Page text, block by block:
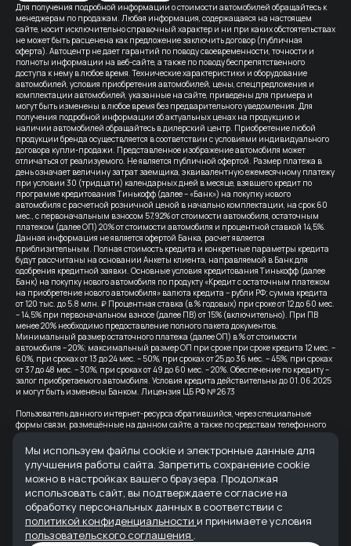
Для получения подробной информации о стоимости автомобилей обращайтесь к
менеджерам по продажам. Любая информация, содержащаяся на настоящем
сайте, носит исключительно справочный характер и ни при каких обстоятельствах
не может быть расценена как предложение заключить договор (публичная
оферта). Автоцентр не дает гарантий по поводу своевременности, точности и
полноты информации на веб-сайте, а также по поводу беспрепятственного
доступа к нему в любое время. Технические характеристики и оборудование
автомобилей, условия приобретения автомобилей, цены, спецпредложения и
комплектации автомобилей, указанные на сайте, приведены для примера и
могут быть изменены в любое время без предварительного уведомления. Для
получения подробной информации об актуальных ценах на продукцию и
наличии автомобилей обращайтесь в дилерский центр. Приобретение любой
продукции бренда осуществляется в соответствии с условиями индивидуального
договора купли-продажи. Представленное изображение автомобиля может
отличаться от реализуемого. Не является публичной офертой. Размер платежа в
день означает величину затрат заемщика, эквивалентную ежемесячному платежу
при условии 30 (тридцати) календарных дней в месяце, взявшего кредит по
программе кредитования Тинькофф (далее – «Банк») на покупку нового
автомобиля с расчетной розничной ценой в начально комплектации, на срок 60
мес., с первоначальным взносом 57,92% от стоимости автомобиля, остаточным
платежом (далее ОП) 20% от стоимости автомобиля и процентной ставкой 14,5%.
Данная информация не является офертой Банка, расчет является
приблизительным. Полная стоимость кредита и конкретные параметры кредита
будут рассчитаны на основании Анкеты клиента, направляемой в Банк для
одобрения кредитной заявки. Основные условия кредитования Тинькофф (далее
Банк) на покупку нового автомобиля по продукту «Кредит с остаточным платежом
на приобретение нового автомобиля» валюта кредита – рубли РФ; сумма кредита
от 120 тыс. до 5.8 млн. ₽ Процентная ставка (в % годовых) при сроке от 12 до 60 мес.
– 14,5% при первоначальном взносе (далее ПВ) от 15% (включительно). При ПВ
менее 20% необходимо предоставление полного пакета документов.
Минимальный размер остаточного платежа (далее ОП) в % от стоимости
автомобиля – 20%; максимальный размер ОП при сроке при сроке кредита 12 мес. –
60%, при сроках от 13 до 24 мес. – 50%, при сроках от 25 до 36 мес. – 45%, при сроках
от 37 до 48 мес. – 30%, при сроках от 49 до 60 мес. – 20%. Обеспечение по кредиту –
залог приобретаемого автомобиля. Условия кредита действительны до 01.06.2025
и могут быть изменены Банком. Лицензия ЦБ РФ № 2673
Пользователь данного интернет-ресурса обратившийся, через специальные
формы связи, размещённые на данном сайте, а также по средствам телефонного
звонка, выражает свое безусловное согласие продолжить устную или письменную
коммуникацию с помощью электронных средств связи, в т.ч.: sms-
информирование, e-mail-рассылка и т.п. и т.д.
Все цены на сайте указаны с учетом скидок.
Банк-партнер: ВТБ (ПАО), Лицензия Банка ВТБ — №1000 от 08.07.2015. Партнер по
страхованию: СПАО «Ингосстрах», лицензия ЦБ РФ № 0928
Реквизиты организации: ООО "АВРОРА" ИНН 6165235622 ОГРН 1236100007373
Мы используем файлы cookie и электронные данные для
улучшения работы сайта. Запретить сохранение cookie
можно в настройках вашего браузера. Продолжая
использовать сайт, вы подтверждаете согласие на
обработку персональных данных в соответствии с
политикой конфиденциальности и принимаете условия
пользовательского соглашения .